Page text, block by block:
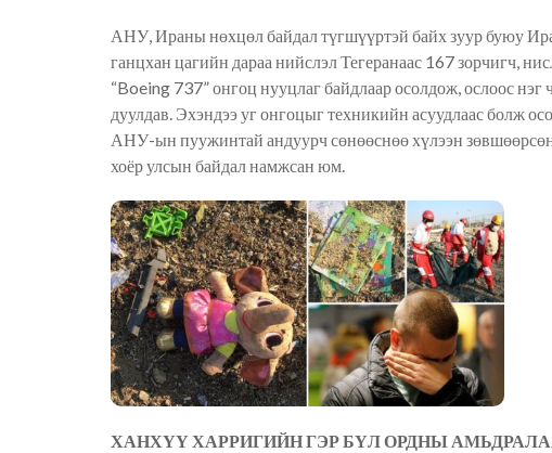
АНУ, Ираны нөхцөл байдал түгшүүртэй байх зуур буюу
ганцхан цагийн дараа нийслэл Тегеранаас 167 зорчигч,
“Boeing 737” онгоц нууцлаг байдлаар осолдож, ослоос нэг
дуулдав. Эхэндээ уг онгоцыг техникийн асуудлаас болж
АНУ-ын пуужинтай андуурч сөнөөснөө хүлээн
хоёр улсын байдал намжсан юм.
ХАНХҮҮ ХАРРИГИЙН ГЭР БҮЛ ОРДНЫ